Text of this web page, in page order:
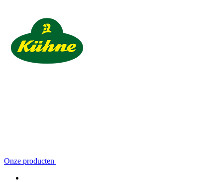
Onze producten